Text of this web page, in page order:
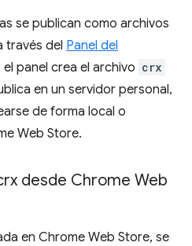
se publican como archivos
través del Panel del
el panel crea el archivo crx
en un servidor personal,
de forma local o
Web Store.
desde Chrome Web
en Chrome Web Store, se